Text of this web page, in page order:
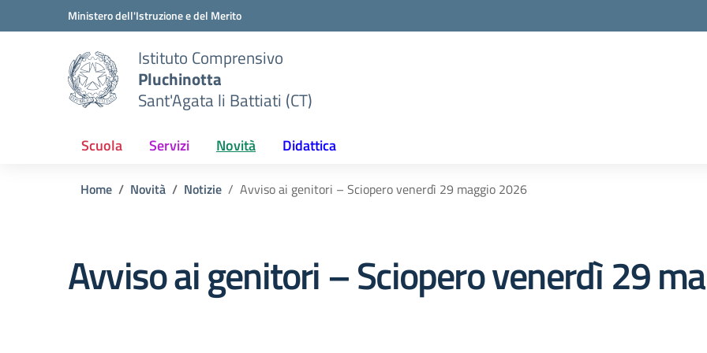
Vai ai contenuti
Vai al menu di navigazioneMinistero dell'Istruzione e del Merito
Istituto Comprensivo
Pluchinotta
Sant'Agata li Battiati (CT)
Scuola Servizi Novità Didattica
Home Novità Notizie Avviso ai genitori – Sciopero venerdì 29 maggio 2026
Avviso ai genitori – Sciopero venerdì 29